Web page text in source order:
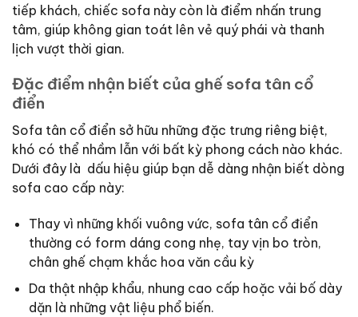
tiếp khách, chiếc sofa này còn là điểm nhấn trung
tâm, giúp không gian toát lên vẻ quý phái và thanh
lịch vượt thời gian.
Đặc điểm nhận biết của ghế sofa tân cổ
điển
Sofa tân cổ điển sở hữu những đặc trưng riêng biệt,
khó có thể nhầm lẫn với bất kỳ phong cách nào khác.
Dưới đây là dấu hiệu giúp bạn dễ dàng nhận biết dòng
sofa cao cấp này:
Thay vì những khối vuông vức, sofa tân cổ điển
thường có form dáng cong nhẹ, tay vịn bo tròn,
chân ghế chạm khắc hoa văn cầu kỳ
Da thật nhập khẩu, nhung cao cấp hoặc vải bố dày
dặn là những vật liệu phổ biến.